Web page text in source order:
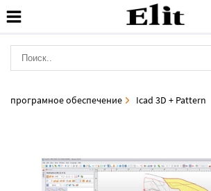
програмное обеспечение Icad 3D + Pattern